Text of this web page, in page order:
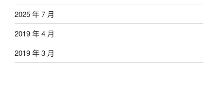
2025 年 7 月
2019 年 4 月
2019 年 3 月